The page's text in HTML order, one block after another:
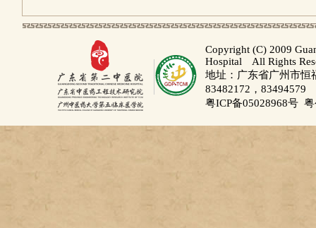
Copyright (C) 2009
Hospital All Rights
地址：广东省广州市
83482172，83494579
粤ICP备05028968号